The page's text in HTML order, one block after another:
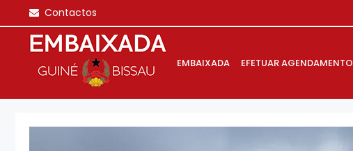
Saltar
para
Contactos
EMBAIXADA EFETUAR AGENDAMENTO